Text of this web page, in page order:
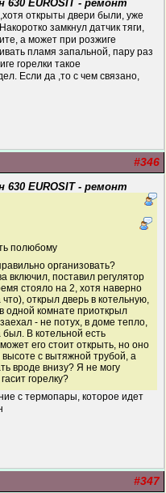
630 EUROSIT - ремонт
открыты двери были, уже
замкнул датчик тяги,
а может при розжиге
пламя запальной, пару раз
горелки такое
Если да ,то с чем связано,
#346
630 EUROSIT - ремонт
полюбому
организовать?
включил, поставил регулятор
стояло на 2, хотя наверно
открыл дверь в котельную,
одной комнате приоткрыл
- не потух, в доме тепло,
В котельной есть
его стоит открыть, но оно
с вытяжной трубой, а
вроде внизу? Я не могу
горелку?
с термопары, которое идет
#347